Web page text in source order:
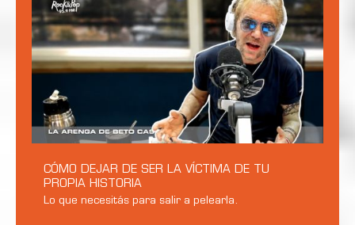
CÓMO DEJAR DE SER LA VÍCTIMA DE TU
PROPIA HISTORIA
Lo que necesitás para salir a pelearla.